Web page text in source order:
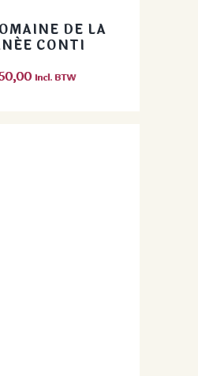
DE LA
CONTI
Incl. BTW